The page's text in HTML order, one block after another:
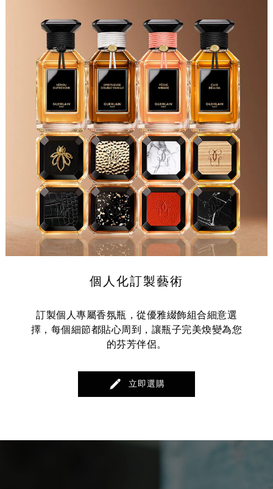
個人化訂製藝術
訂製個人專屬香氛瓶，從優雅綴飾組合細意選
擇，每個細節都貼心周到，讓瓶子完美煥變為您
的芬芳伴侶。
立即選購